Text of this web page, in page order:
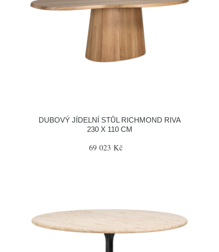
DUBOVÝ JÍDELNÍ STŮL RICHMOND RIVA
230 X 110 CM
69 023 Kč